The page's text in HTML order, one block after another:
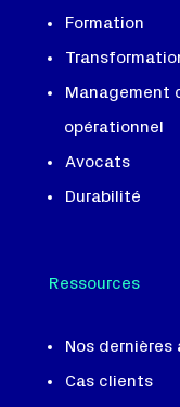
Formation
Management
opérationnel
Avocats
Durabilité
Ressources
Nos
Cas clients